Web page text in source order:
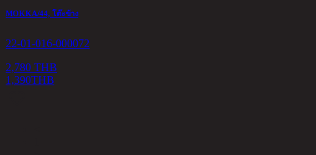
MOKKA/44, โต๊ะข้าง
22-01-016-000072
2,780 THB
1,390THB